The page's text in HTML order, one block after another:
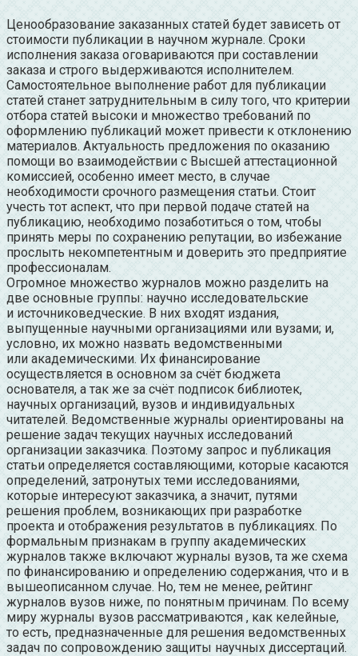
Ценообразование заказанных статей будет зависеть от
стоимости публикации в научном журнале. Сроки
исполнения заказа оговариваются при составлении
заказа и строго выдерживаются исполнителем.
Самостоятельное выполнение работ для публикации
статей станет затруднительным в силу того, что критерии
отбора статей высоки и множество требований по
оформлению публикаций может привести к отклонению
материалов. Актуальность предложения по оказанию
помощи во взаимодействии с Высшей аттестационной
комиссией, особенно имеет место, в случае
необходимости срочного размещения статьи. Стоит
учесть тот аспект, что при первой подаче статей на
публикацию, необходимо позаботиться о том, чтобы
принять меры по сохранению репутации, во избежание
прослыть некомпетентным и доверить это предприятие
профессионалам.
Огромное множество журналов можно разделить на
две основные группы: научно исследовательские
и источниковедческие. В них входят издания,
выпущенные научными организациями или вузами; и,
условно, их можно назвать ведомственными
или академическими. Их финансирование
осуществляется в основном за счёт бюджета
основателя, а так же за счёт подписок библиотек,
научных организаций, вузов и индивидуальных
читателей. Ведомственные журналы ориентированы на
решение задач текущих научных исследований
организации заказчика. Поэтому запрос и публикация
статьи определяется составляющими, которые касаются
определений, затронутых теми исследованиями,
которые интересуют заказчика, а значит, путями
решения проблем, возникающих при разработке
проекта и отображения результатов в публикациях. По
формальным признакам в группу академических
журналов также включают журналы вузов, та же схема
по финансированию и определению содержания, что и в
вышеописанном случае. Но, тем не менее, рейтинг
журналов вузов ниже, по понятным причинам. По всему
миру журналы вузов рассматриваются , как келейные,
то есть, предназначенные для решения ведомственных
задач по сопровождению защиты научных диссертаций.